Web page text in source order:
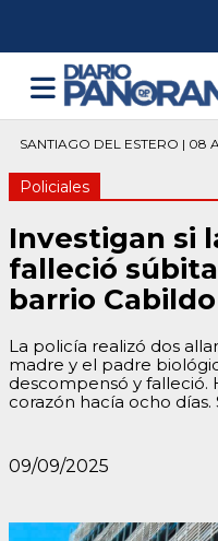
SANTIAGO DEL ESTERO | 08
Policiales
Investigan si
falleció
barrio
La policía realizó dos
madre y el padre
descompensó y falleció.
corazón hacía ocho
09/09/2025